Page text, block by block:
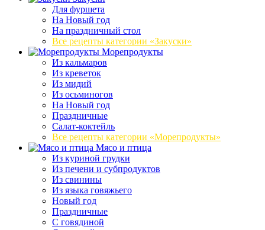
Для фуршета
На Новый год
На праздничный стол
Все рецепты категории «Закуски»
Морепродукты
Из кальмаров
Из креветок
Из мидий
Из осьминогов
На Новый год
Праздничные
Салат-коктейль
Все рецепты категории «Морепродукты»
Мясо и птица
Из куриной грудки
Из печени и субпродуктов
Из свинины
Из языка говяжьего
Новый год
Праздничные
С говядиной